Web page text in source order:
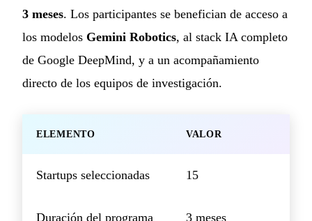
3 meses. Los participantes se benefician de acceso a
los modelos Gemini Robotics, al stack IA completo
de Google DeepMind, y a un acompañamiento
directo de los equipos de investigación.
ELEMENTO VALOR
Startups seleccionadas 15
Duración del programa 3 meses